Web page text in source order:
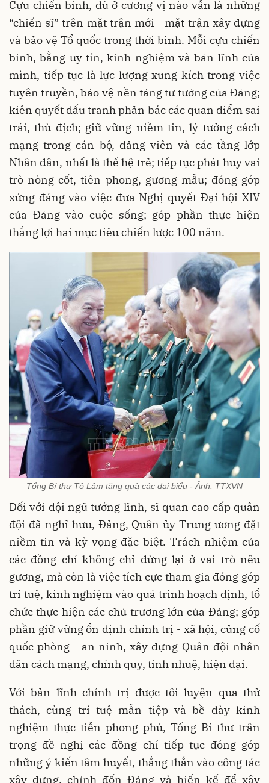
Cựu chiến binh, dù ở cương vị nào vẫn là những
“chiến sĩ” trên mặt trận mới - mặt trận xây dựng
và bảo vệ Tổ quốc trong thời bình. Mỗi cựu chiến
binh, bằng uy tín, kinh nghiệm và bản lĩnh của
mình, tiếp tục là lực lượng xung kích trong việc
tuyên truyền, bảo vệ nền tảng tư tưởng của Đảng;
kiên quyết đấu tranh phản bác các quan điểm sai
trái, thù địch; giữ vững niềm tin, lý tưởng cách
mạng trong cán bộ, đảng viên và các tầng lớp
Nhân dân, nhất là thế hệ trẻ; tiếp tục phát huy vai
trò nòng cốt, tiên phong, gương mẫu; đóng góp
xứng đáng vào việc đưa Nghị quyết Đại hội XIV
của Đảng vào cuộc sống; góp phần thực hiện
thắng lợi hai mục tiêu chiến lược 100 năm.
Tổng Bí thư Tô Lâm tặng quà các đại biểu - Ảnh: TTXVN
Đối với đội ngũ tướng lĩnh, sĩ quan cao cấp quân
đội đã nghỉ hưu, Đảng, Quân ủy Trung ương đặt
niềm tin và kỳ vọng đặc biệt. Trách nhiệm của
các đồng chí không chỉ dừng lại ở vai trò nêu
gương, mà còn là việc tích cực tham gia đóng góp
trí tuệ, kinh nghiệm vào quá trình hoạch định, tổ
chức thực hiện các chủ trương lớn của Đảng; góp
phần giữ vững ổn định chính trị - xã hội, củng cố
quốc phòng - an ninh, xây dựng Quân đội nhân
dân cách mạng, chính quy, tinh nhuệ, hiện đại.
Với bản lĩnh chính trị được tôi luyện qua thử
thách, cùng trí tuệ mẫn tiệp và bề dày kinh
nghiệm thực tiễn phong phú, Tổng Bí thư trân
trọng đề nghị các đồng chí tiếp tục đóng góp
những ý kiến tâm huyết, thẳng thắn vào công tác
xây dựng, chỉnh đốn Đảng và hiến kế để xây